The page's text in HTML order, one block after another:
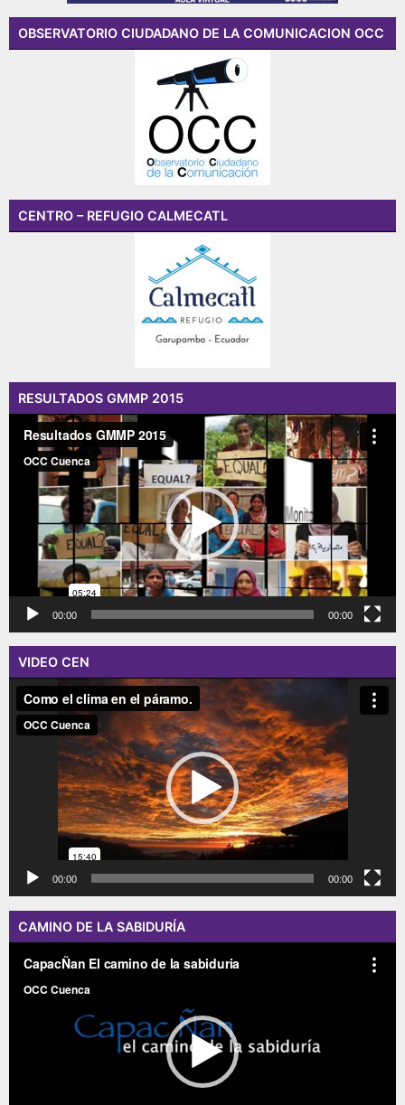
OBSERVATORIO CIUDADANO DE LA COMUNICACION OCC
CENTRO – REFUGIO CALMECATL
RESULTADOS GMMP 2015
Reproductor
00:00 00:00
VIDEO CEN
Reproductor
vídeo
00:00 00:00
CAMINO DE LA SABIDURÍA